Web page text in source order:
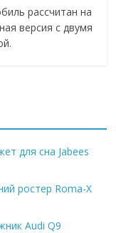
рассчитан на
версия с двумя
для сна Jabees
ростер Roma-X
Audi Q9